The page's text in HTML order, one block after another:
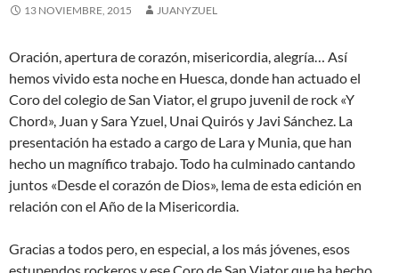
13 NOVIEMBRE, 2015 JUANYZUEL
Oración, apertura de corazón, misericordia, alegría… Así
hemos vivido esta noche en Huesca, donde han actuado el
Coro del colegio de San Viator, el grupo juvenil de rock «Y
Chord», Juan y Sara Yzuel, Unai Quirós y Javi Sánchez. La
presentación ha estado a cargo de Lara y Munia, que han
hecho un magnífico trabajo. Todo ha culminado cantando
juntos «Desde el corazón de Dios», lema de esta edición en
relación con el Año de la Misericordia.
Gracias a todos pero, en especial, a los más jóvenes, esos
estupendos rockeros y ese Coro de San Viator que ha hecho